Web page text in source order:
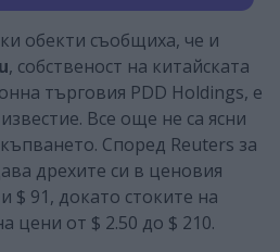
обекти съобщиха, че и
, собственост на китайската
търговия PDD Holdings, е
Все още не са ясни
Според Reuters за
дрехите си в ценовия
$ 91, докато стоките на
цени от $ 2.50 до $ 210.